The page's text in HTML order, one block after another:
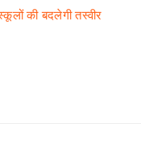
की बदलेगी तस्वीर